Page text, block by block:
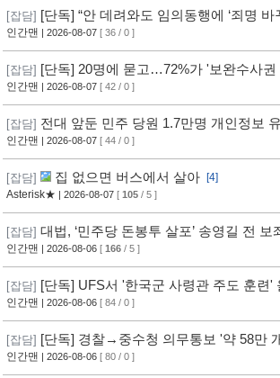
[잡담] [단독] “안 데려와도 임의동행에 ‘죄명 바
조직적 개입?
인간맨 | 2026-08-07 [ 36 / 0 ]
[잡담] [단독] 20명에 묻고…72%가 '보완수사권
인간맨 | 2026-08-07 [ 42 / 0 ]
[잡담] 전대 앞둔 민주 당원 1.7만명 개인정보
11개월 동안 몰랐다
인간맨 | 2026-08-07 [ 44 / 0 ]
[잡담] 집 없으면 버스에서 살아 [4]
Asterisk★ | 2026-08-07 [ 105 / 5 ]
[잡담] 대법, ‘민주당 돈봉투 살포’ 송영길 전 보
정
인간맨 | 2026-08-06 [ 166 / 5 ]
[잡담] [단독] UFS서 '한국군 사령관 주도 훈련'
다... 美, 전작권 전환 신중 기류
인간맨 | 2026-08-06 [ 84 / 0 ]
[잡담] [단독] 경찰→중수청 의무통보 '약 58만
반발
인간맨 | 2026-08-06 [ 80 / 0 ]